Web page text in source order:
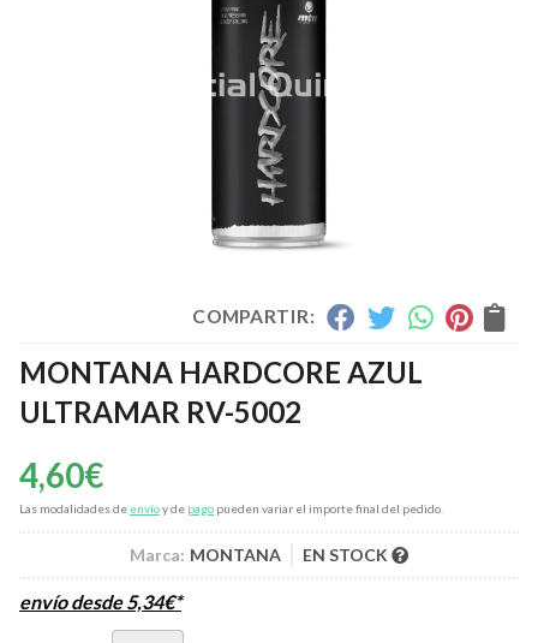
COMPARTIR:
MONTANA HARDCORE AZUL
ULTRAMAR RV-5002
4,60€
Las modalidades de envíoy de pago pueden variar el importe final del pedido.
Marca: MONTANA EN STOCK
envío desde5,34€*